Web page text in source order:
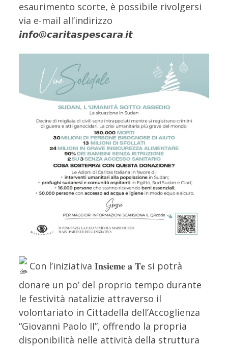
esaurimento scorte, è possibile rivolgersi
via e-mail all’indirizzo
𝙞𝙣𝙛𝙤@𝙘𝙖𝙧𝙞𝙩𝙖𝙨𝙥𝙚𝙨𝙘𝙖𝙧𝙖.𝙞𝙩
Con l’iniziativa 𝐈𝐧𝐬𝐢𝐞𝐦𝐞 𝐚 𝐓𝐞 si potrà
donare un po’ del proprio tempo durante
le festività natalizie attraverso il
volontariato in Cittadella dell’Accoglienza
“Giovanni Paolo II”, offrendo la propria
disponibilità nelle attività della struttura